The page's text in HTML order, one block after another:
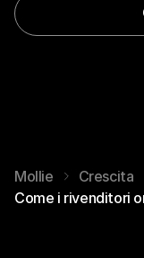
Mollie
Crescita
Come i rivenditori